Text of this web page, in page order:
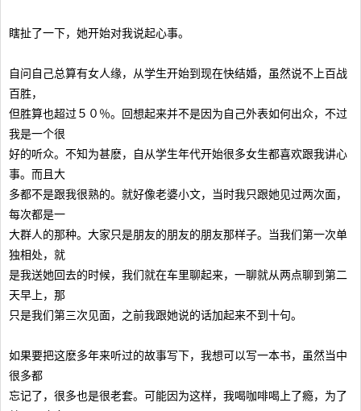
瞎扯了一下，她开始对我说起心事。
自问自己总算有女人缘，从学生开始到现在快结婚，虽然说不上百战
百胜，
但胜算也超过５０％。回想起来并不是因为自己外表如何出众，不过
我是一个很
好的听众。不知为甚麽，自从学生年代开始很多女生都喜欢跟我讲心
事。而且大
多都不是跟我很熟的。就好像老婆小文，当时我只跟她见过两次面，
每次都是一
大群人的那种。大家只是朋友的朋友的朋友那样子。当我们第一次单
独相处，就
是我送她回去的时候，我们就在车里聊起来，一聊就从两点聊到第二
天早上，那
只是我们第三次见面，之前我跟她说的话加起来不到十句。
如果要把这麽多年来听过的故事写下，我想可以写一本书，虽然当中
很多都
忘记了，很多也是很老套。可能因为这样，我喝咖啡喝上了瘾，为了